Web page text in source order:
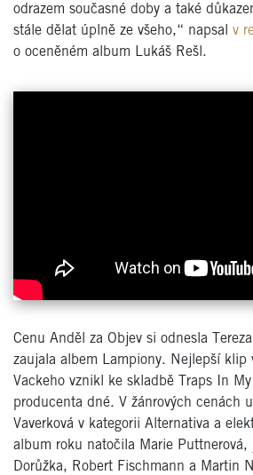
odrazem současné doby a také
stále dělat úplně ze všeho,“ napsal v
o oceněném album Lukáš Rešl.
Cenu Anděl za Objev si odnesla
zaujala albem Lampiony. Nejlepší klip
Vackeho vznikl ke skladbě Traps In
producenta dné. V žánrových cenách
Vaverková v kategorii Alternativa a
album roku natočila Marie Puttnerová,
Dorůžka, Robert Fischmann a Martin